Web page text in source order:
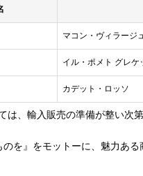
マコン・ヴィラージ
イル・ポメト グレケ
カデット・ロッソ
は、輸入販売の準備が整い次
を』をモットーに、魅力あ